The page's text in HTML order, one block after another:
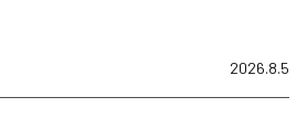
2026.8.5